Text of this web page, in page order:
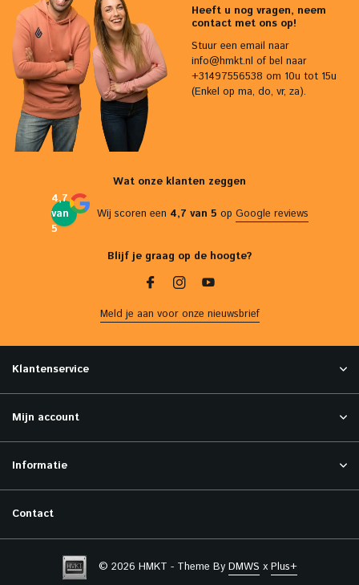
Heeft u nog vragen, neem
contact met ons op!
Stuur een email naar
info@hmkt.nl of bel naar
+31497556538 om 10u tot 15u
(Enkel op ma, do, vr, za).
Wat onze klanten zeggen
4,7
van
5
Wij scoren een 4,7 van 5 op Google reviews
Blijf je graag op de hoogte?
Meld je aan voor onze nieuwsbrief
Klantenservice
Mijn account
Informatie
Contact
© 2026 HMKT - Theme By DMWS x Plus+